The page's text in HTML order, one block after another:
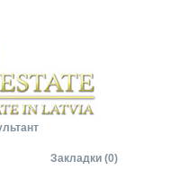
Закладки (0)